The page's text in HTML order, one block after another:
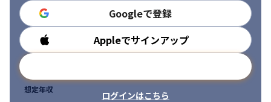
Googleで登録
Appleでサインアップ
ログインはこちら
勤務時間
想定年収